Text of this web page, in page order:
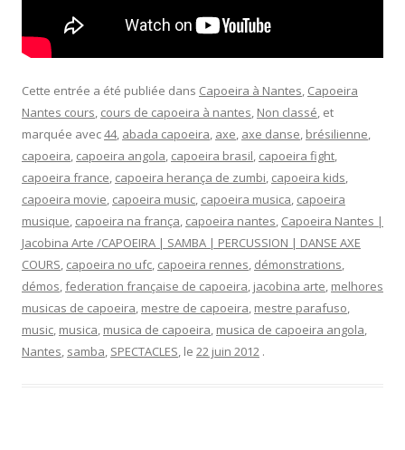
Cette entrée a été publiée dans Capoeira à Nantes, Capoeira
Nantes cours, cours de capoeira à nantes, Non classé, et
marquée avec44, abada capoeira, axe, axe danse, brésilienne,
capoeira, capoeira angola, capoeira brasil, capoeira fight,
capoeira france, capoeira herança de zumbi, capoeira kids,
capoeira movie, capoeira music, capoeira musica, capoeira
musique, capoeira na frança, capoeira nantes, Capoeira Nantes |
Jacobina Arte /CAPOEIRA | SAMBA | PERCUSSION | DANSE AXE
COURS, capoeira no ufc, capoeira rennes, démonstrations,
démos,federation française de capoeira, jacobina arte, melhores
musicas de capoeira, mestre de capoeira, mestre parafuso,
music, musica, musica de capoeira, musica de capoeira angola,
Nantes, samba, SPECTACLES, le 22 juin 2012 .